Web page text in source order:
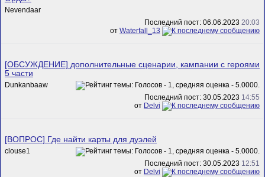
Nevendaar
Последний пост: 06.06.2023 20:03
от Waterfall_13
[ОБСУЖДЕНИЕ] дополнительные сценарии, кампании с героями
5 части
Dunkanbaaw
Последний пост: 30.05.2023 14:55
от Delvi
[ВОПРОС] Где найти карты для дуэлей
clouse1
Последний пост: 30.05.2023 12:51
от Delvi